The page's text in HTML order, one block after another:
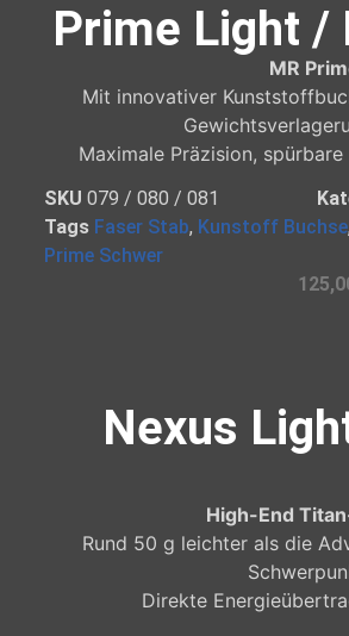
Prime Light /
MR
Mit innovativer
Maximale Präzision,
SKU079 / 080 / 081
Tags Faser Stab, Kunstoff Buchse,
Prime Schwer
Nexus
High-End
Rund 50 g leichter als die
Direkte